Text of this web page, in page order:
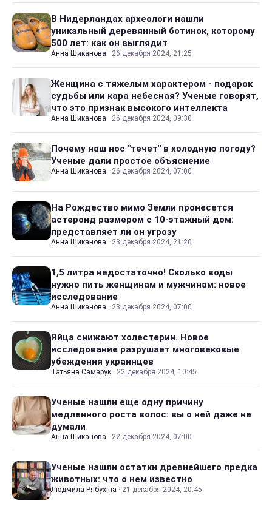
В Нидерландах археологи нашли
уникальный деревянный ботинок, которому
500 лет: как он выглядит
Анна Шиканова · 26 декабря 2024, 21:25
Женщина с тяжелым характером - подарок
судьбы или кара небесная? Ученые говорят,
что это признак высокого интеллекта
Анна Шиканова · 26 декабря 2024, 09:30
Почему наш нос "течет" в холодную погоду?
Ученые дали простое объяснение
Анна Шиканова · 26 декабря 2024, 07:00
На Рождество мимо Земли пронесется
астероид размером с 10-этажный дом:
представляет ли он угрозу
Анна Шиканова · 23 декабря 2024, 21:20
1,5 литра недостаточно! Сколько воды
нужно пить женщинам и мужчинам: новое
исследование
Анна Шиканова · 23 декабря 2024, 07:00
Яйца снижают холестерин. Новое
исследование разрушает многовековые
убеждения украинцев
Татьяна Самарук · 22 декабря 2024, 10:45
Ученые нашли еще одну причину
медленного роста волос: вы о ней даже не
думали
Анна Шиканова · 22 декабря 2024, 07:00
Ученые нашли остатки древнейшего предка
животных: что о нем известно
Людмила Рябухіна · 21 декабря 2024, 20:45